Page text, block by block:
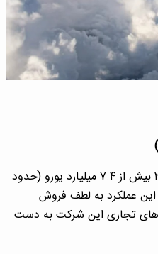
Dassault Aviation در سال ۲۰۲۵ بیش از ۷.۴ میلیارد یورو (حدود
این عملکرد به لطف فروش
تجاری این شرکت به دست